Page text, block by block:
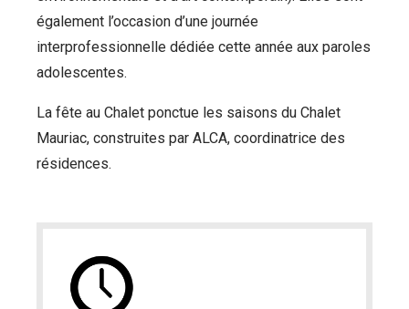
également l’occasion d’une journée
interprofessionnelle dédiée cette année aux paroles
adolescentes.
La fête au Chalet ponctue les saisons du Chalet
Mauriac, construites par ALCA, coordinatrice des
résidences.